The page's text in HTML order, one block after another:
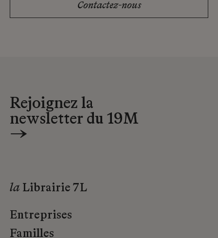
Contactez-nous
Rejoignez la
newsletter du 19M
→
la Librairie 7L
Entreprises
Familles